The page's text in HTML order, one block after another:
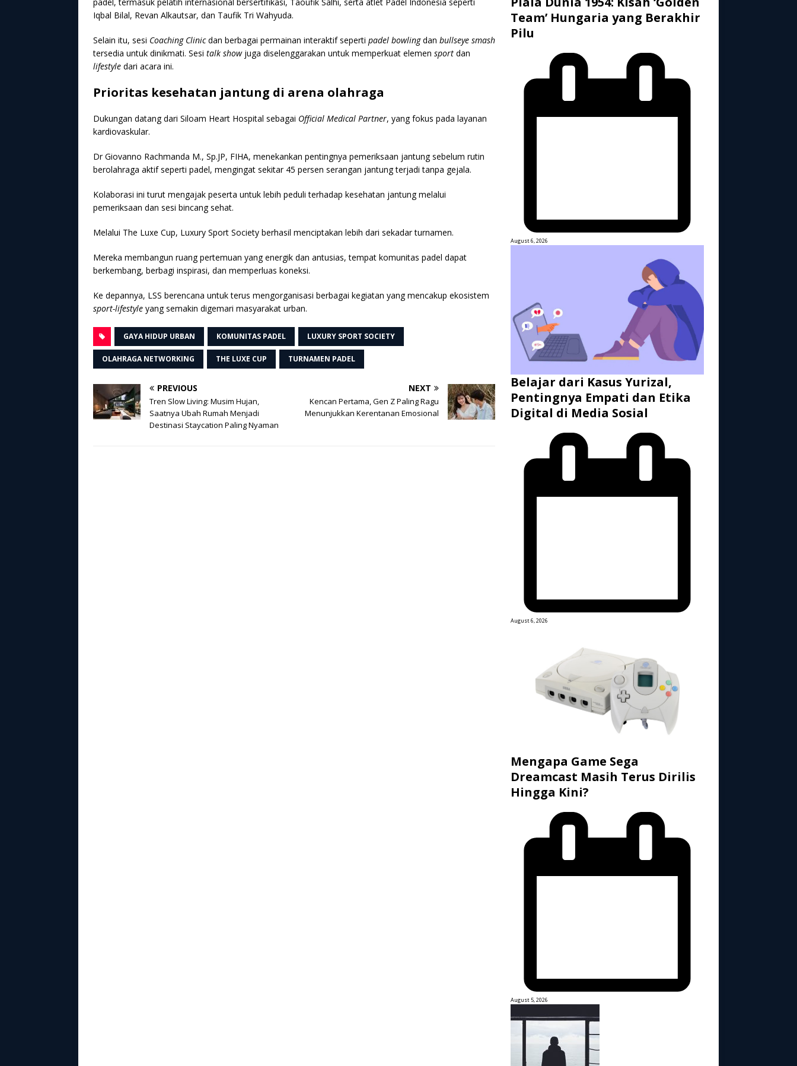
Iqbal Bilal, Revan Alkautsar, dan Taufik Tri Wahyuda.
Selain itu, sesi Coaching Clinicdan berbagai permainan interaktif seperti padel bowlingdan bullseye smash
tersedia untuk dinikmati. Sesi talk showjuga diselenggarakan untuk memperkuat elemen sport dan
lifestyle dari acara ini.
Prioritas kesehatan jantung di arena olahraga
Dukungan datang dari Siloam Heart Hospital sebagai Official Medical Partner, yang fokus pada layanan
kardiovaskular.
Dr Giovanno Rachmanda M., Sp.JP, FIHA, menekankan pentingnya pemeriksaan jantung sebelum rutin
berolahraga aktif seperti padel, mengingat sekitar 45 persen serangan jantung terjadi tanpa gejala.
Kolaborasi ini turut mengajak peserta untuk lebih peduli terhadap kesehatan jantung melalui
pemeriksaan dan sesi bincang sehat.
Melalui The Luxe Cup, Luxury Sport Society berhasil menciptakan lebih dari sekadar turnamen.
Mereka membangun ruang pertemuan yang energik dan antusias, tempat komunitas padel dapat
berkembang, berbagi inspirasi, dan memperluas koneksi.
Ke depannya, LSS berencana untuk terus mengorganisasi berbagai kegiatan yang mencakup ekosistem
sport-lifestyle yang semakin digemari masyarakat urban.
GAYA HIDUP URBAN KOMUNITAS PADEL LUXURY SPORT SOCIETY
OLAHRAGA NETWORKING THE LUXE CUP TURNAMEN PADEL
PREVIOUS
Tren Slow Living: Musim Hujan,
Saatnya Ubah Rumah Menjadi
Destinasi Staycation Paling Nyaman
NEXT
Kencan Pertama, Gen Z Paling Ragu
Menunjukkan Kerentanan Emosional
Team’ Hungaria yang Berakhir
Pilu
August 6, 2026
Belajar dari Kasus Yurizal,
Pentingnya Empati dan Etika
Digital di Media Sosial
August 6, 2026
Mengapa Game Sega
Dreamcast Masih Terus Dirilis
Hingga Kini?
August 5, 2026